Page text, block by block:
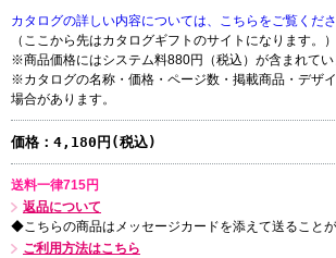
カタログの詳しい内容については、こちらをご覧くださ
（ここから先はカタログギフトのサイトになります。）
※商品価格にはシステム料880円（税込）が含まれてい
※カタログの名称・価格・ページ数・掲載商品・デザ
場合があります。
価格： 4,180円(税込)
送料一律715円
返品について
◆こちらの商品はメッセージカードを添えて送ることが
ご利用方法はこちら